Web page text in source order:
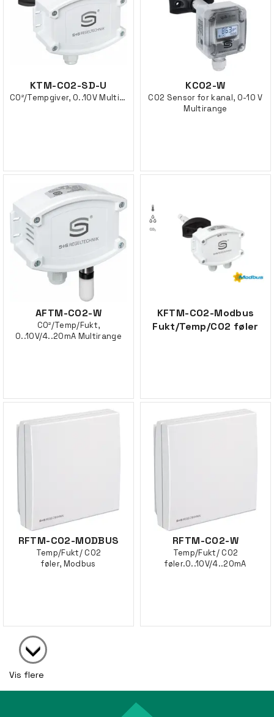
KTM-CO2-SD-U
CO²/Tempgiver, 0..10V Multirange
KCO2-W
CO2 Sensor for kanal, 0-10 V
Multirange
AFTM-CO2-W
CO²/Temp/Fukt,
0..10V/4..20mA Multirange
KFTM-CO2-Modbus
Fukt/Temp/CO2 føler
RFTM-CO2-MODBUS
Temp/Fukt/ CO2
føler, Modbus
RFTM-CO2-W
Temp/Fukt/ CO2
føler.0..10V/4..20mA
Vis flere